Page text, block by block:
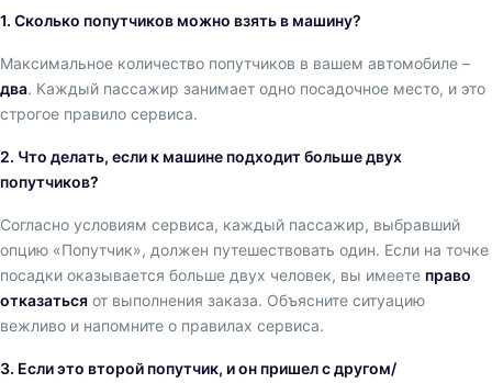
1. Сколько попутчиков можно взять в машину?
Максимальное количество попутчиков в вашем автомобиле –
два. Каждый пассажир занимает одно посадочное место, и это
строгое правило сервиса.
2. Что делать, если к машине подходит больше двух
попутчиков?
Согласно условиям сервиса, каждый пассажир, выбравший
опцию «Попутчик», должен путешествовать один. Если на точке
посадки оказывается больше двух человек, вы имеете право
отказаться от выполнения заказа. Объясните ситуацию
вежливо и напомните о правилах сервиса.
3. Если это второй попутчик, и он пришел с другом/